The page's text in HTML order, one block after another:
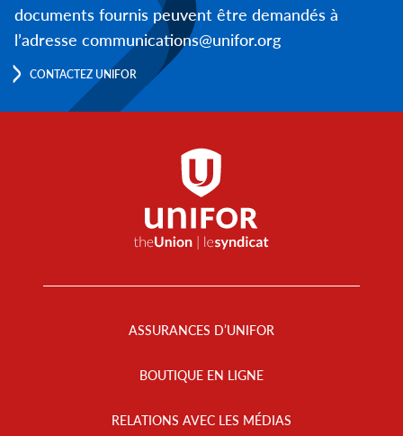
documents fournis peuvent être demandés à
l’adresse communications@unifor.org
CONTACTEZ UNIFOR
ASSURANCES D’UNIFOR
BOUTIQUE EN LIGNE
RELATIONS AVEC LES MÉDIAS